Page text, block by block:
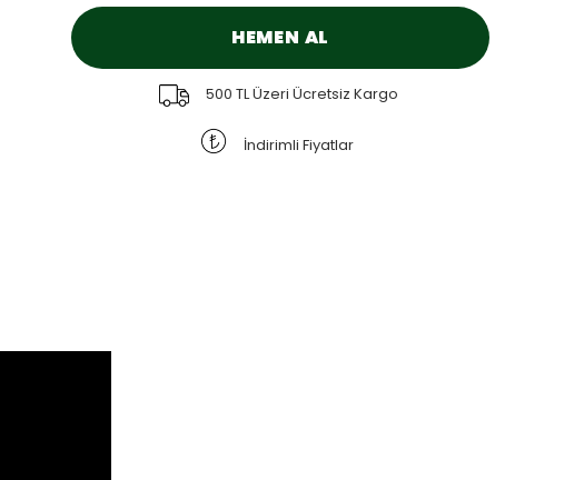
HEMEN AL
500 TL Üzeri Ücretsiz Kargo
İndirimli Fiyatlar